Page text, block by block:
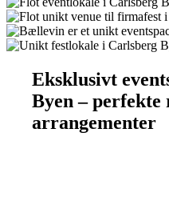
Eksklusivt
Byen –
arrangementer